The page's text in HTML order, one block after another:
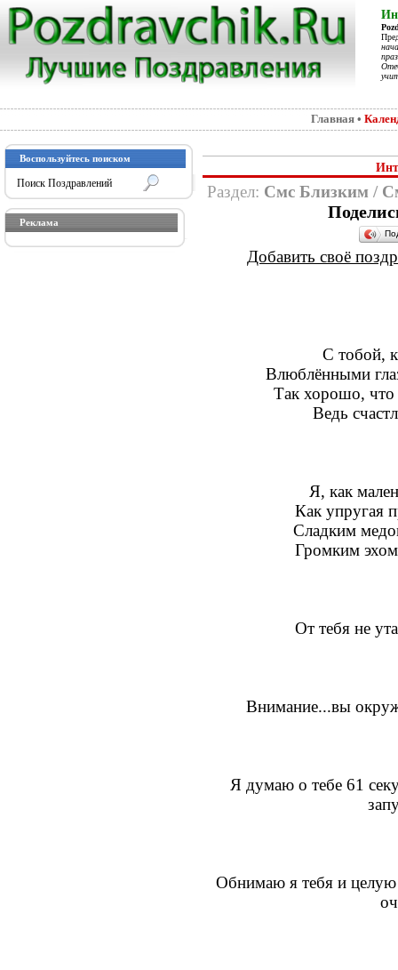
Главная •
Воспользуйтесь поиском
Реклама
Раздел: Смс Близким /
Добавить своё
С тобой,
Влюблёнными
Так хорошо, что
Ведь
Я, как
Как упругая
Сладким
Громким
От тебя не
Внимание...вы
Я думаю о тебе 61
Обнимаю я тебя и